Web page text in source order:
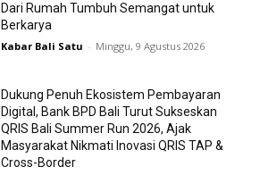
Dari Rumah Tumbuh Semangat untuk
Berkarya
Kabar Bali Satu - Minggu, 9 Agustus 2026
Dukung Penuh Ekosistem Pembayaran
Digital, Bank BPD Bali Turut Sukseskan
QRIS Bali Summer Run 2026, Ajak
Masyarakat Nikmati Inovasi QRIS TAP &
Cross-Border